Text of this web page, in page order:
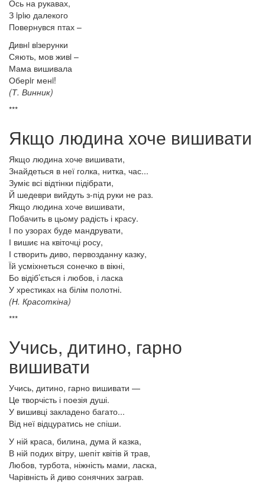
Ось на рукавах,
З iрiю далекого
Повернувся птах –
Дивнi вiзерунки
Сяють, мов живi –
Мама вишивала
Оберiг менi!
(Т. Винник)
***
Якщо людина хоче вишивати
Якщо людина хоче вишивати,
Знайдеться в неї голка, нитка, час...
Зуміє всі відтінки підібрати,
Й шедеври вийдуть з-під руки не раз.
Якщо людина хоче вишивати,
Побачить в цьому радість і красу.
І по узорах буде мандрувати,
І вишиє на квіточці росу,
І створить диво, первозданну казку,
Їй усміхнеться сонечко в вікні,
Бо відіб’ється і любов, і ласка
У хрестиках на білім полотні.
(Н. Красоткіна)
***
Учись, дитино, гарно
вишивати
Учись, дитино, гарно вишивати —
Це творчість і поезія душі.
У вишивці закладено багато...
Від неї відцуратись не спіши.
У ній краса, билина, дума й казка,
В ній подих вітру, шепіт квітів й трав,
Любов, турбота, ніжність мами, ласка,
Чарівність й диво сонячних заграв.